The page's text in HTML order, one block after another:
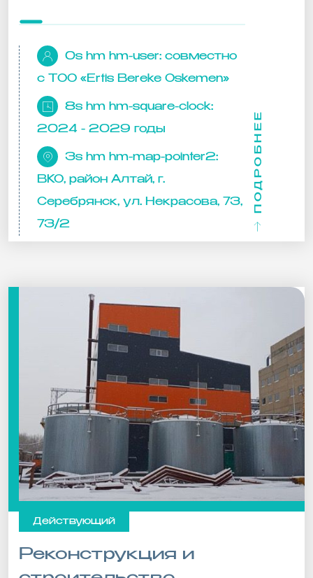
0s hm hm-user: совместно
c ТОО «Ertis Bereke Oskemen»
8s hm hm-square-clock:
2024 - 2029 годы
3s hm hm-map-pointer2:
ВКО, район Алтай, г.
Серебрянск, ул. Некрасова, 73,
73/2
ПОДРОБНЕЕ
Действующий
Реконструкция и